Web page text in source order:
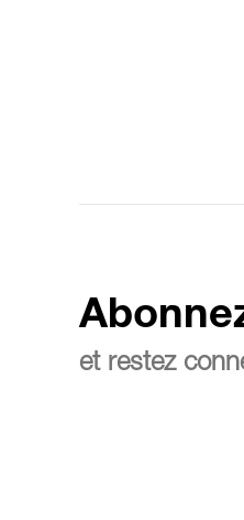
et restez